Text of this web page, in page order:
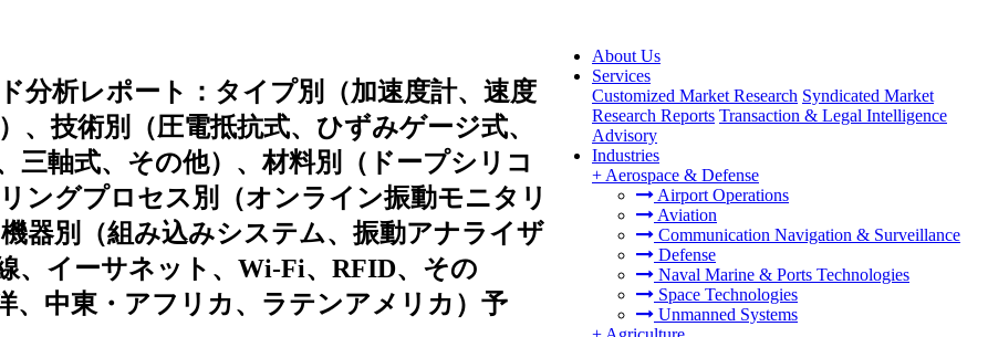
About Us
Services
Customized Market Research Syndicated Market
Research Reports Transaction & Legal Intelligence
Advisory
Industries
+ Aerospace & Defense
Airport Operations
Aviation
Communication Navigation & Surveillance
Defense
Naval Marine & Ports Technologies
Space Technologies
Unmanned Systems
分析レポート：タイプ別（加速度計、速度
技術別（圧電抵抗式、ひずみゲージ式、
三軸式、その他）、材料別（ドープシリコ
ングプロセス別（オンライン振動モニタリ
器別（組み込みシステム、振動アナライザ
、イーサネット、Wi-Fi、RFID、その
、中東・アフリカ、ラテンアメリカ）予